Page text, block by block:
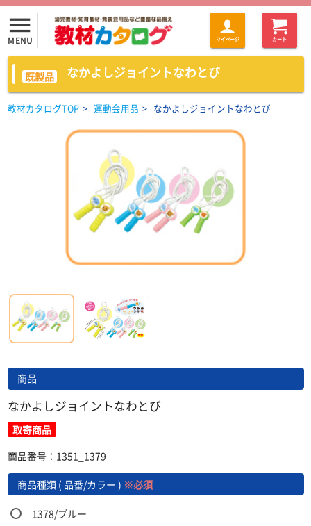
menu
MENU マイページ カート
既製品 なかよしジョイントなわとび
教材カタログTOP > 運動会用品 > なかよしジョイントなわとび
商品
なかよしジョイントなわとび
取寄商品
商品番号：1351_1379
商品種類 ( 品番/カラー ) ※必須
1378/ブルー